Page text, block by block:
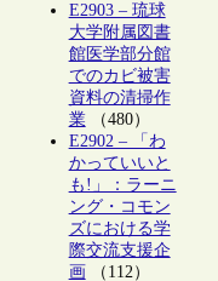
E2903 – 琉球
大学附属図書
館医学部分館
でのカビ被害
資料の清掃作
業（480）
E2902 – 「わ
かっていいと
も!」：ラーニ
ング・コモン
ズにおける学
際交流支援企
画 （112）